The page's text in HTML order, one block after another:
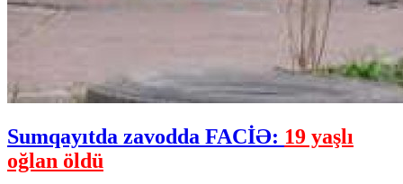
Sumqayıtda zavodda FACİƏ: 19 yaşlı
oğlan öldü